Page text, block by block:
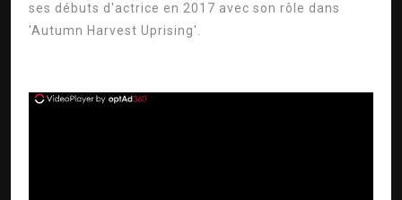
ses débuts d'actrice en 2017 avec son rôle dans
'Autumn Harvest Uprising'.